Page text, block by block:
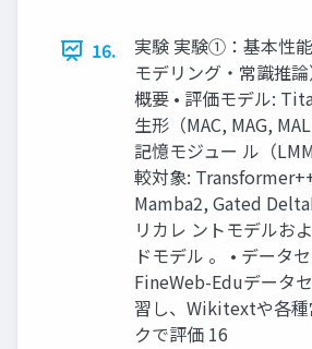
16.
実験 実験①：基本性
モデリング・常識推
概要 • 評価モデル:
生形（MAC, MAG,
記憶モジュー ル（
較対象:
Mamba2, Gated
リカレ ントモデルお
ドモデル 。 • データ
FineWeb-Eduデータ
習し、Wikitextや各種
クで評価 16